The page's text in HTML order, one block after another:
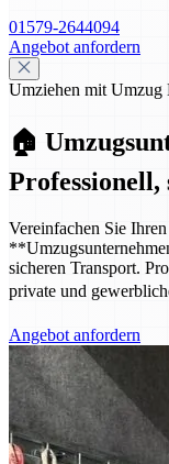
01579-2644094
Angebot anfordern
Umziehen mit Umzug
🏠
Vereinfachen Sie
sicheren Transport.
private und
Angebot anfordern